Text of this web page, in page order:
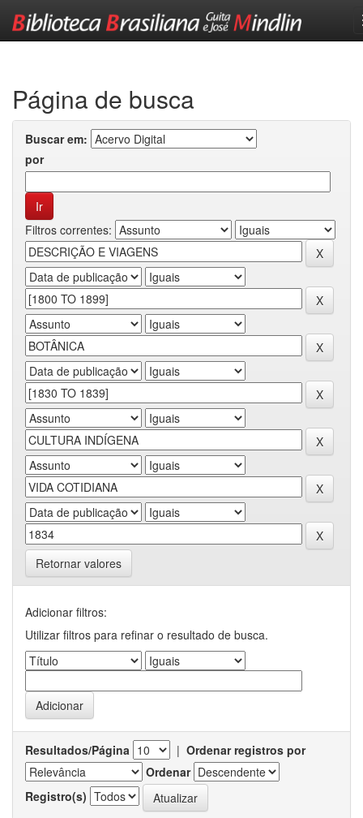
Página de busca
Buscar em:
por
Filtros correntes:
Retornar valores
Adicionar filtros:
Utilizar filtros para refinar o resultado de busca.
Resultados/Página | Ordenar registros por
Ordenar
Registro(s)